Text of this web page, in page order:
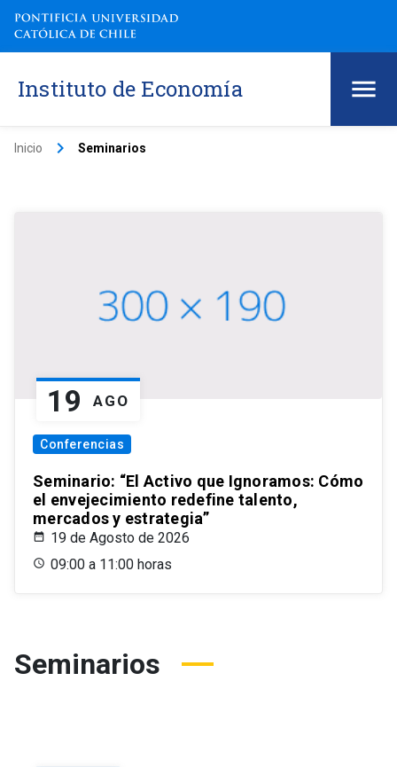
Instituto de Economía
Inicio keyboard_arrow_right Seminarios
19 AGO
Conferencias
Seminario: “El Activo que Ignoramos: Cómo
el envejecimiento redefine talento,
mercados y estrategia”
19 de Agosto de 2026
09:00 a 11:00 horas
Seminarios